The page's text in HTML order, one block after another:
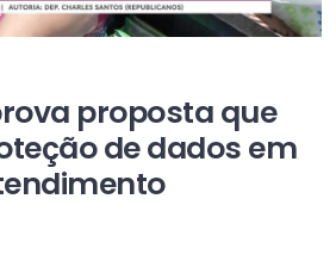
proposta que
de dados em